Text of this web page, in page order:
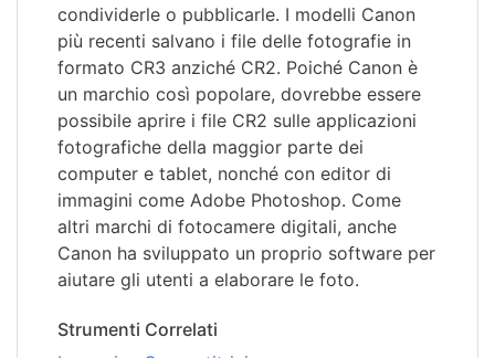
condividerle o pubblicarle. I modelli Canon
più recenti salvano i file delle fotografie in
formato CR3 anziché CR2. Poiché Canon è
un marchio così popolare, dovrebbe essere
possibile aprire i file CR2 sulle applicazioni
fotografiche della maggior parte dei
computer e tablet, nonché con editor di
immagini come Adobe Photoshop. Come
altri marchi di fotocamere digitali, anche
Canon ha sviluppato un proprio software per
aiutare gli utenti a elaborare le foto.
Strumenti Correlati